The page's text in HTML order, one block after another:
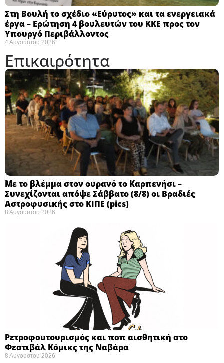
Στη Βουλή το σχέδιο «Εύρυτος» και τα ενεργειακά
έργα – Ερώτηση 4 βουλευτών του ΚΚΕ προς τον
Υπουργό Περιβάλλοντος
4 Αυγούστου 2026
Επικαιρότητα
Με το βλέμμα στον ουρανό το Καρπενήσι –
Συνεχίζονται απόψε Σάββατο (8/8) οι Βραδιές
Αστροφυσικής στο ΚΙΠΕ (pics)
8 Αυγούστου 2026
Ρετροφουτουρισμός και ποπ αισθητική στο
Φεστιβάλ Κόμικς της Ναβάρα ​
8 Αυγούστου 2026